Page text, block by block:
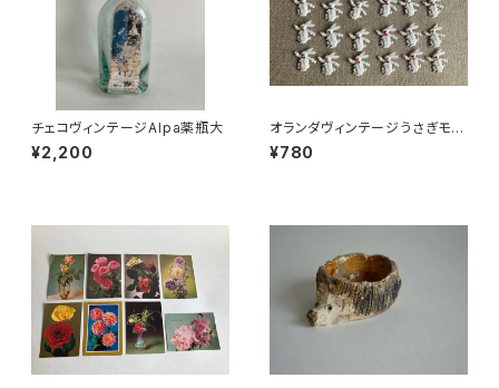
チェコヴィンテージAlpa薬瓶大
¥2,200
オランダヴィンテージうさぎモチ
ーフプラパーツ30個セットNo19
9
¥780